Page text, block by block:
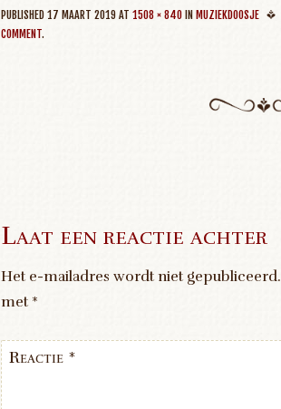
PUBLISHED 17 MAART 2019 AT 1508 × 840 IN MUZIEKDOOSJE
COMMENT.
Laat een reactie achter
Het e-mailadres wordt niet gepubliceerd.
met *
Reactie *